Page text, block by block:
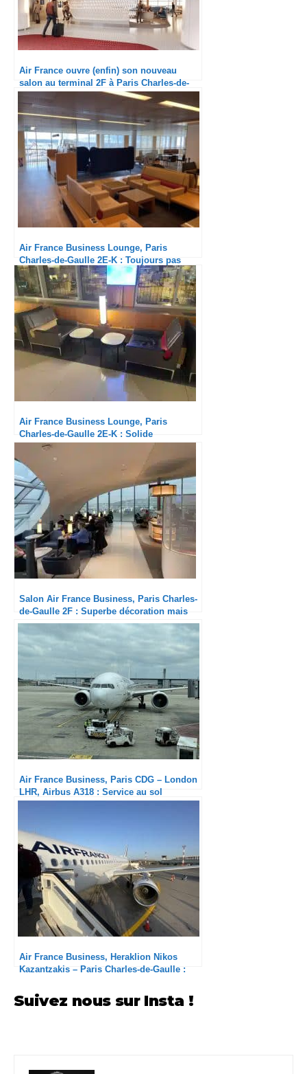
Air France ouvre (enfin) son nouveau
salon au terminal 2F à Paris Charles-de-
Air France Business Lounge, Paris
Charles-de-Gaulle 2E-K : Toujours pas
rénové ?
Air France Business Lounge, Paris
Charles-de-Gaulle 2E-K : Solide
Salon Air France Business, Paris Charles-
de-Gaulle 2F : Superbe décoration mais
vrai zoo aux heures de pointe
Air France Business, Paris CDG – London
LHR, Airbus A318 : Service au sol
Air France Business, Heraklion Nikos
Kazantzakis – Paris Charles-de-Gaulle :
Suivez nous sur Insta !